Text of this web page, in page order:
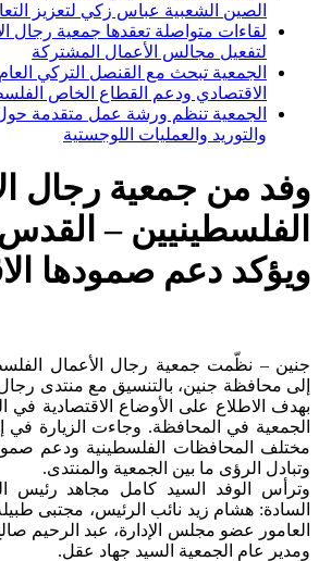
الصين الشعبية عباس زكي لتعزيز
لقاءات متواصلة تعقدها جمعية رجال
لتفعيل مجالس الأعمال المشتركة
الجمعية تبحث مع القنصل التركي
الاقتصادي ودعم القطاع الخاص
الجمعية تنظم ورشة عمل متقدمة حول
والتوريد والعمليات اللوجستية
وفد من جمعية رجال
الفلسطينيين –
ويؤكد دعم صمودها
جنين – نظّمت جمعية رجال الأعمال
إلى محافظة جنين، بالتنسيق مع منتدى
بهدف الاطلاع على الأوضاع الاقتصادية في
الجمعية في المحافظة. وجاءت الزيارة في
مختلف المحافظات الفلسطينية ودعم
وتبادل الرؤى ما بين الجمعية والمنتدى.
وترأس الوفد السيد كامل مجاهد رئيس
السادة: هشام زيد نائب الرئيس، مجتبى
العامور عضو مجلس الإدارة، عبد الرحيم
ومدير عام الجمعية السيد جهاد عقل.